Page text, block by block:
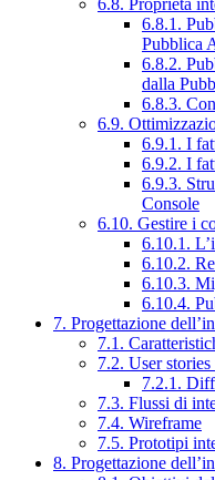
6.8. Proprietà
6.8.1.
Pubblica
6.8.2.
dalla
6.8.3.
6.9.
6.9.1. I
6.9.2. I
6.9.3.
Console
6.10. Gestire i
6.10.1.
6.10.2.
6.10.3.
6.10.4.
7. Progettazione
7.1.
7.2. User
7.2.1.
7.3. Flussi di
7.4. Wireframe
7.5. Prototipi
8. Progettazione